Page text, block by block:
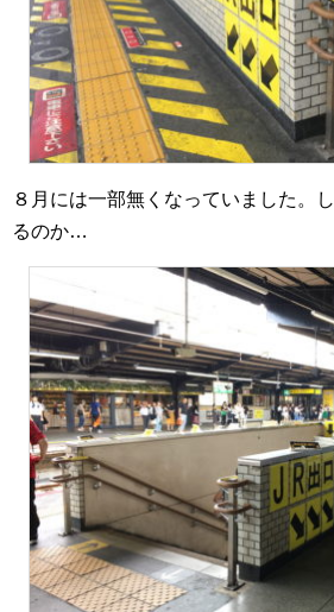
８月には一部無くなっていました。
るのか…